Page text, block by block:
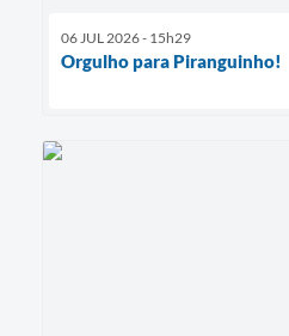
06 JUL 2026 - 15h29
Orgulho para Piranguinho!